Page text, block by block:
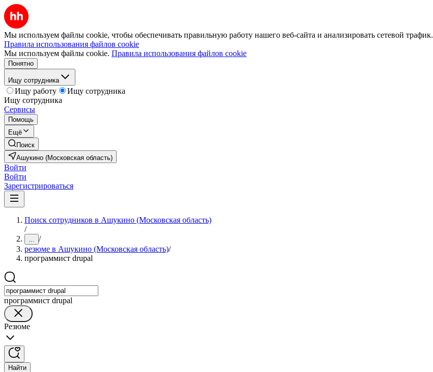
Мы используем файлы cookie, чтобы обеспечивать правильную работу нашего веб-сайта и анализировать сетевой трафик.
Правила использования файлов cookie
Мы используем файлы cookie. Правила использования файлов cookie
Понятно
Ищу сотрудника
Ищу работу
Ищу сотрудника
Ищу сотрудника
Сервисы
Помощь
Ещё
Поиск
Ашукино (Московская область)
Войти
Войти
Зарегистрироваться
Поиск сотрудников в Ашукино (Московская область)
/
... /
резюме в Ашукино (Московская область)/
программист drupal
программист drupal
Резюме
Найти